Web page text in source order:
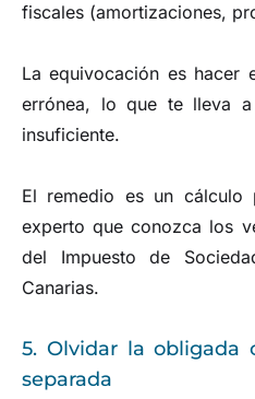
fiscales (amortizaciones,
La equivocación es hacer
errónea, lo que te lleva
insuficiente.
El remedio es un
experto que conozca los
del Impuesto de
Canarias.
5. Olvidar la obligada
separada